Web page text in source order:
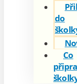
do
Co